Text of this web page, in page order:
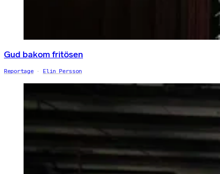
Gud bakom fritösen
Reportage Elin Persson